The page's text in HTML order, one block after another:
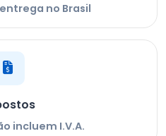
no Brasil
incluem I.V.A.